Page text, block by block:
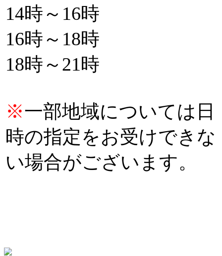
14時～16時
16時～18時
18時～21時
※一部地域については日
時の指定をお受けできな
い場合がございます。